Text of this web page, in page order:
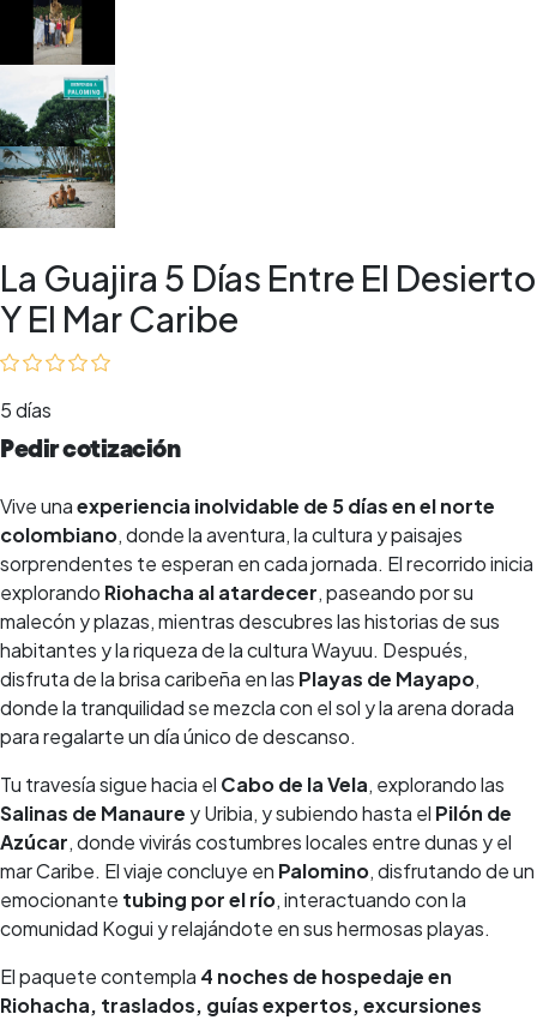
La Guajira 5 Días Entre El Desierto
Y El Mar Caribe
5 días
Pedir cotización
Vive unaexperiencia inolvidable de 5 días en el norte
colombiano, donde la aventura, la cultura y paisajes
sorprendentes te esperan en cada jornada. El recorrido inicia
explorando Riohacha al atardecer, paseando por su
malecón y plazas, mientras descubres las historias de sus
habitantes y la riqueza de la cultura Wayuu. Después,
disfruta de la brisa caribeña en las Playas de Mayapo,
donde la tranquilidad se mezcla con el sol y la arena dorada
para regalarte un día único de descanso.
Tu travesía sigue hacia el Cabo de la Vela, explorando las
Salinas de Manaure y Uribia, y subiendo hasta el Pilón de
Azúcar, donde vivirás costumbres locales entre dunas y el
mar Caribe. El viaje concluye en Palomino, disfrutando de un
emocionante tubing por el río, interactuando con la
comunidad Kogui y relajándote en sus hermosas playas.
El paquete contempla 4 noches de hospedaje en
Riohacha, traslados, guías expertos, excursiones